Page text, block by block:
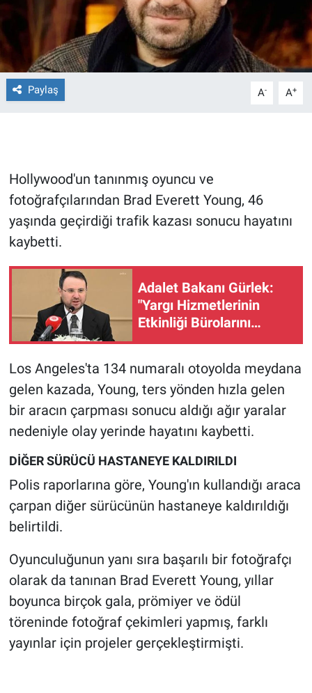
Paylaş A- A+
Hollywood'un tanınmış oyuncu ve
fotoğrafçılarından Brad Everett Young, 46
yaşında geçirdiği trafik kazası sonucu hayatını
kaybetti.
Adalet Bakanı Gürlek:
"Yargı Hizmetlerinin
Etkinliği Bürolarını
Los Angeles'ta 134 numaralı otoyolda meydana
gelen kazada, Young, ters yönden hızla gelen
bir aracın çarpması sonucu aldığı ağır yaralar
nedeniyle olay yerinde hayatını kaybetti.
DİĞER SÜRÜCÜ HASTANEYE KALDIRILDI
Polis raporlarına göre, Young'ın kullandığı araca
çarpan diğer sürücünün hastaneye kaldırıldığı
belirtildi.
Oyunculuğunun yanı sıra başarılı bir fotoğrafçı
olarak da tanınan Brad Everett Young, yıllar
boyunca birçok gala, prömiyer ve ödül
töreninde fotoğraf çekimleri yapmış, farklı
yayınlar için projeler gerçekleştirmişti.
Gün Başlıyor
Gün Bitiyor
Gün Ortası
Günün görüntüsü
Haber
İlan
Kimdir
Koronavirüs
Kültür Sanat
Ne demişti
Nedir
Popüler
Programlar
Sağlık
Spor
Teknoloji
Türkiye'nin Geleceği